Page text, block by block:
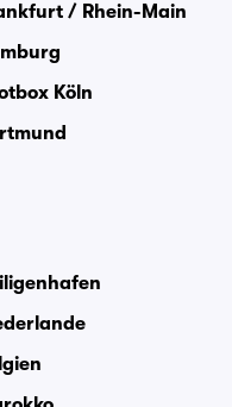
/ Rhein-Main
Köln